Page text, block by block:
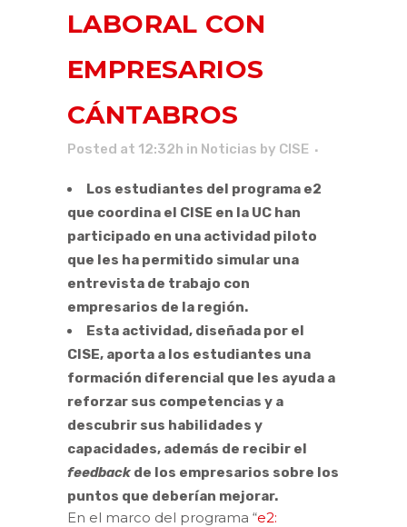
LABORAL CON
EMPRESARIOS
CÁNTABROS
Posted at 12:32h in Noticias by CISE
Los estudiantes del programa e2
que coordina el CISE en la UC han
participado en una actividad piloto
que les ha permitido simular una
entrevista de trabajo con
empresarios de la región.
Esta actividad, diseñada por el
CISE, aporta a los estudiantes una
formación diferencial que les ayuda a
reforzar sus competencias y a
descubrir sus habilidades y
capacidades, además de recibir el
feedback de los empresarios sobre los
puntos que deberían mejorar.
En el marco del programa “e2: